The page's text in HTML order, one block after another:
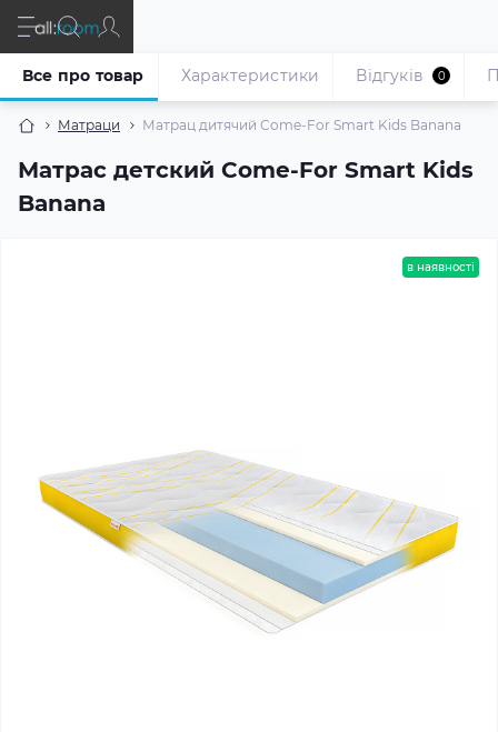
Матраци Матрац дитячий Come-For Smart Kids Banana
Матрас детский Come-For Smart Kids
Banana
Все про товар Характеристики Відгуків 0
в наявності